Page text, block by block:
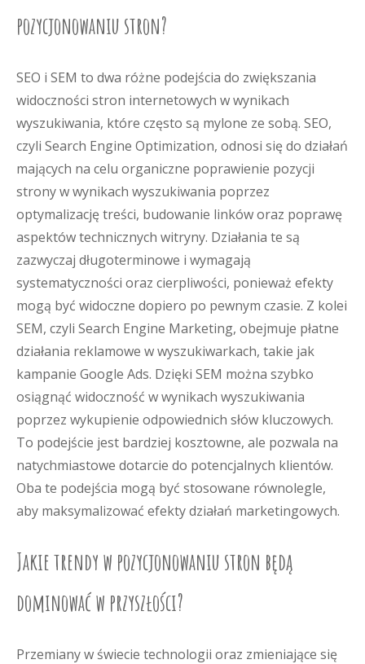
pozycjonowaniu stron?
SEO i SEM to dwa różne podejścia do zwiększania
widoczności stron internetowych w wynikach
wyszukiwania, które często są mylone ze sobą. SEO,
czyli Search Engine Optimization, odnosi się do działań
mających na celu organiczne poprawienie pozycji
strony w wynikach wyszukiwania poprzez
optymalizację treści, budowanie linków oraz poprawę
aspektów technicznych witryny. Działania te są
zazwyczaj długoterminowe i wymagają
systematyczności oraz cierpliwości, ponieważ efekty
mogą być widoczne dopiero po pewnym czasie. Z kolei
SEM, czyli Search Engine Marketing, obejmuje płatne
działania reklamowe w wyszukiwarkach, takie jak
kampanie Google Ads. Dzięki SEM można szybko
osiągnąć widoczność w wynikach wyszukiwania
poprzez wykupienie odpowiednich słów kluczowych.
To podejście jest bardziej kosztowne, ale pozwala na
natychmiastowe dotarcie do potencjalnych klientów.
Oba te podejścia mogą być stosowane równolegle,
aby maksymalizować efekty działań marketingowych.
Jakie trendy w pozycjonowaniu stron będą
dominować w przyszłości?
Przemiany w świecie technologii oraz zmieniające się